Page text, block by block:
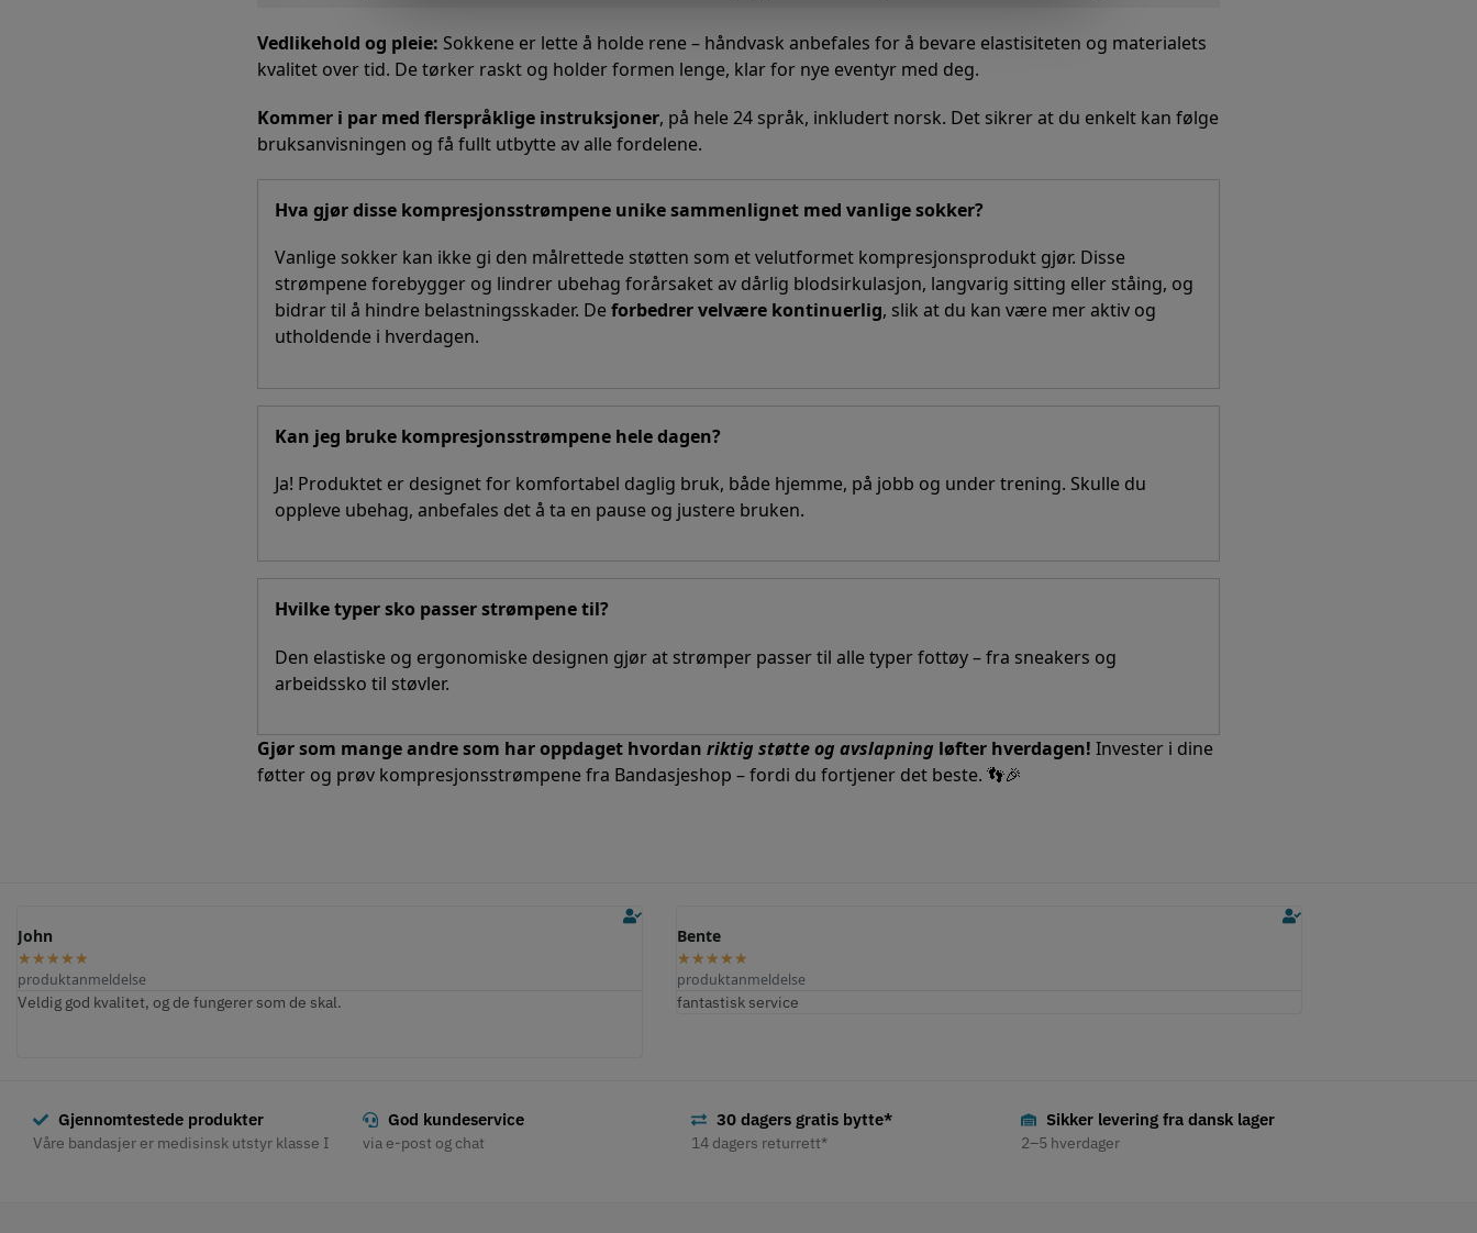
Vedlikehold og pleie: Sokkene er lette å holde rene – håndvask anbefales for å bevare elastisiteten og materialets
kvalitet over tid. De tørker raskt og holder formen lenge, klar for nye eventyr med deg.
Kommer i par med flerspråklige instruksjoner, på hele 24 språk, inkludert norsk. Det sikrer at du enkelt kan følge
bruksanvisningen og få fullt utbytte av alle fordelene.
Hva gjør disse kompresjonsstrømpene unike sammenlignet med vanlige sokker?
Vanlige sokker kan ikke gi den målrettede støtten som et velutformet kompresjonsprodukt gjør. Disse
strømpene forebygger og lindrer ubehag forårsaket av dårlig blodsirkulasjon, langvarig sitting eller ståing, og
bidrar til å hindre belastningsskader. Deforbedrer velvære kontinuerlig, slik at du kan være mer aktiv og
utholdende i hverdagen.
Kan jeg bruke kompresjonsstrømpene hele dagen?
Ja! Produktet er designet for komfortabel daglig bruk, både hjemme, på jobb og under trening. Skulle du
oppleve ubehag, anbefales det å ta en pause og justere bruken.
Hvilke typer sko passer strømpene til?
Den elastiske og ergonomiske designen gjør at strømper passer til alle typer fottøy – fra sneakers og
arbeidssko til støvler.
Gjør som mange andre som har oppdaget hvordan riktig støtte og avslapning løfter hverdagen! Invester i dine
føtter og prøv kompresjonsstrømpene fra Bandasjeshop – fordi du fortjener det beste. 👣🎉
Henrik P.
★ ★ ★ ★ ★
produktanmeldelse
Behagelig og effektiv. Etter bare én dags bruk, følte jeg lindring av mitt ømme håndledd.
Jose L.
★★★★
produktanmeldelse
Svært fornøyd med den raske forsendelsen, ordrebehandling, prisen, deres nettside og
Bente
★★★★
produktanmeldelse
fantastisk service
Ole M.
★ ★ ★ ★ ★
produktanmeldelse
Fungerer perfekt
Gjennomtestede produkter
Våre bandasjer er medisinsk utstyr klasse I
God kundeservice
via e-post og chat
30 dagers gratis bytte*
14 dagers returrett*
Sikker levering fra dansk lager
2–5 hverdager